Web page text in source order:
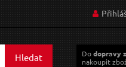
Hledat Dodopravy
nakoupit